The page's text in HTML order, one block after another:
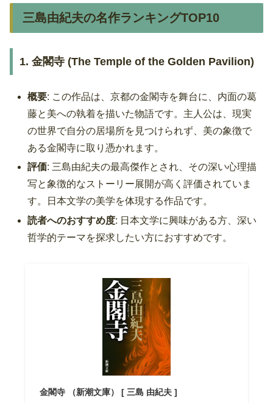
三島由紀夫の名作ランキングTOP10
1. 金閣寺 (The Temple of the Golden Pavilion)
概要: この作品は、京都の金閣寺を舞台に、内面の葛
藤と美への執着を描いた物語です。主人公は、現実
の世界で自分の居場所を見つけられず、美の象徴で
ある金閣寺に取り憑かれます。
評価: 三島由紀夫の最高傑作とされ、その深い心理描
写と象徴的なストーリー展開が高く評価されていま
す。日本文学の美学を体現する作品です。
読者へのおすすめ度: 日本文学に興味がある方、深い
哲学的テーマを探求したい方におすすめです。
金閣寺 （新潮文庫） [ 三島 由紀夫 ]